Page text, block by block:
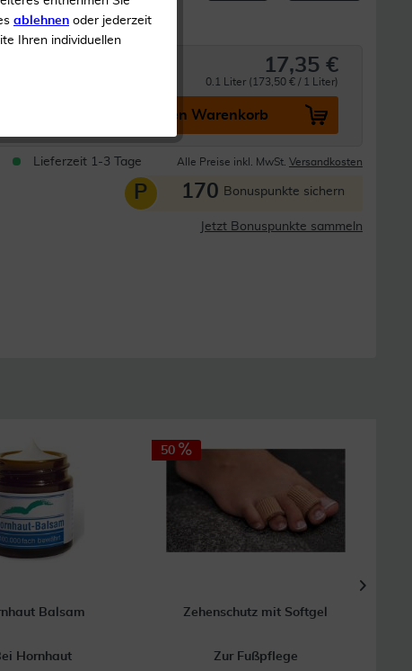
17,35 €
0.1 Liter (173,50 € / 1 Liter)
In den Warenkorb
Lieferzeit 1-3 Tage Alle Preise inkl. MwSt. Versandkosten
P 170 Bonuspunkte sichern
Jetzt Bonuspunkte sammeln
Balsam
Hornhaut
50
Zehenschutz mit Softgel
Zur Fußpflege
ablehnen oder jederzeit
Ihren individuellen